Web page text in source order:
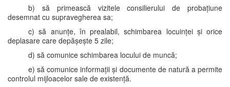
b) să primească vizitele consilierului de probațiune
desemnat cu supravegherea sa;
c) să anunțe, în prealabil, schimbarea locuinței și orice
deplasare care depășește 5 zile;
d) să comunice schimbarea locului de muncă;
e) să comunice informații și documente de natură a permite
controlul mijloacelor sale de existență.